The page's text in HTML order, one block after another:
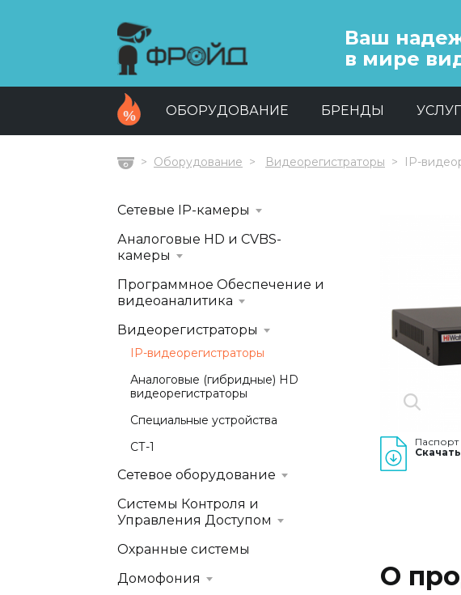
Ваш
в мире
ОБОРУДОВАНИЕ БРЕНДЫ
ГлавнаяОборудование Видеорегистраторы IP-
Паспорт
Скачать
О
Сетевые IP-камеры
Аналоговые HD и CVBS-
камеры
Программное Обеспечение и
видеоаналитика
Видеорегистраторы
IP-видеорегистраторы
Аналоговые (гибридные) HD
видеорегистраторы
Специальные устройства
СТ-1
Сетевое оборудование
Системы Контроля и
Управления Доступом
Охранные системы
Домофония